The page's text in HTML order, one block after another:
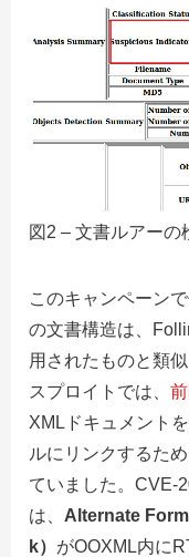
図2 – 文書ルアーの
このキャンペーン
の文書構造は、
用されたものと類
スプロイトでは、
XMLドキュメント
ルにリンクするた
ていました。CVE-
は、 Alternate
k） がOOXML内に